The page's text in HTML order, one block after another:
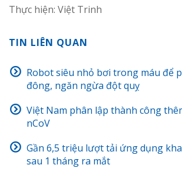
Thực hiện: Việt Trinh
TIN LIÊN QUAN
Robot siêu nhỏ bơi trong máu để
đông, ngăn ngừa đột quỵ
Việt Nam phân lập thành công
nCoV
Gần 6,5 triệu lượt tải ứng dụng
sau 1 tháng ra mắt